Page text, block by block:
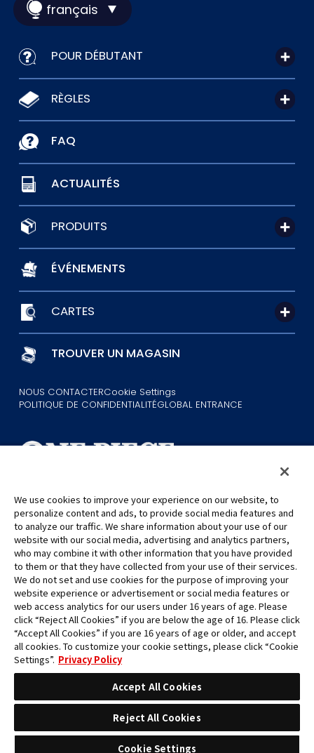
français
POUR DÉBUTANT
RÈGLES
FAQ
ACTUALITÉS
PRODUITS
ÉVÉNEMENTS
CARTES
TROUVER UN MAGASIN
NOUS CONTACTERCookie Settings
POLITIQUE DE CONFIDENTIALITÉGLOBAL ENTRANCE
©Eiichiro Oda/Shueisha
©Eiichiro Oda/Shueisha, Toei Animation
Toutes les images, textes et données de ce site web ne peuvent être
reproduits sans autorisation.
Veuillez noter que les images utilisées sur ce site peuvent différer du
produit final, car celui-ci est encore en cours de développement.
*Apple et le logo Apple sont des marques commerciales d'Apple
Inc. en Amérique du Nord ou dans la région concernée. App Store
est une marque de service d'Apple Inc.
*Google Play et le logo Google Play sont des marques commerciales
ou des marques déposées de Google LLC.
We use cookies to improve your experience on our website, to
personalize content and ads, to provide social media features and
to analyze our traffic. We share information about your use of our
website with our social media, advertising and analytics partners,
who may combine it with other information that you have provided
to them or that they have collected from your use of their services.
We do not set and use cookies for the purpose of improving your
website experience or advertisement or social media features or
web access analytics for our users under 16 years of age. Please
click “Reject All Cookies” if you are below the age of 16. Please click
“Accept All Cookies” if you are 16 years of age or older, and accept
all cookies. To customize your cookie settings, please click “Cookie
Settings”. Privacy Policy
Accept All Cookies
Reject All Cookies
Cookie Settings